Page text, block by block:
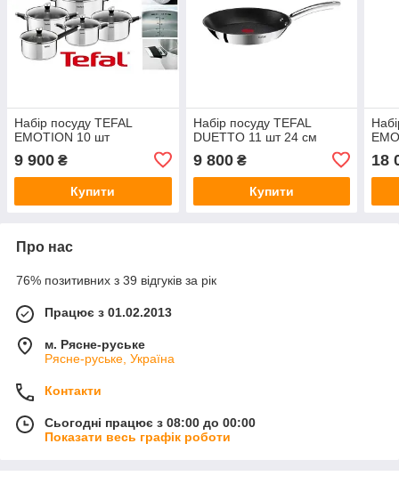
Набір посуду TEFAL
EMOTION 10 шт
9 900 ₴
Купити
Набір посуду TEFAL
DUETTO 11 шт 24 см
9 800₴
Купити
18
Про нас
76% позитивних з 39 відгуків за рік
Працює з 01.02.2013
м. Рясне-руське
Рясне-руське, Україна
Контакти
Сьогодні працює з 08:00 до 00:00
Показати весь графік роботи